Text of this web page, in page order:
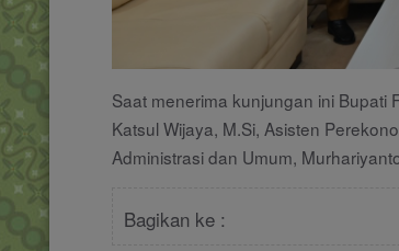
Saat menerima kunjungan ini Bupati
Katsul Wijaya, M.Si, Asisten
Administrasi dan Umum,
Bagikan ke :